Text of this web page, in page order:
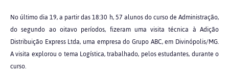
No último dia 19, a partir das 18:30 h, 57 alunos do curso de Administração,
do segundo ao oitavo períodos, fizeram uma visita técnica à Adição
Distribuição Express Ltda, uma empresa do Grupo ABC, em Divinópolis/MG.
A visita explorou o tema Logística, trabalhado, pelos estudantes, durante o
curso.